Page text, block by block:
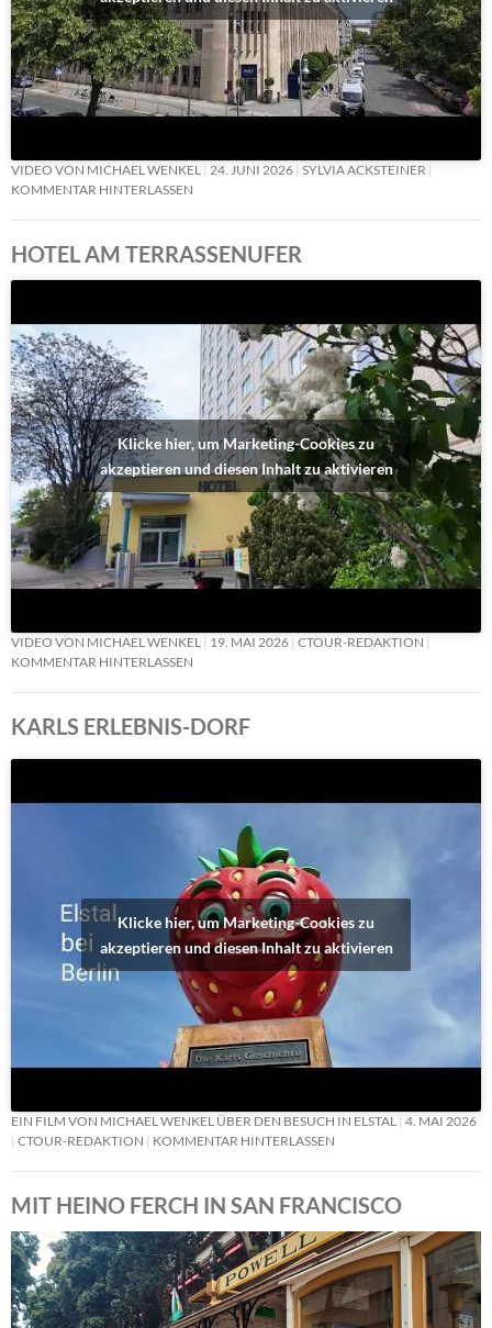
VIDEO VON MICHAEL WENKEL 24. JUNI 2026 SYLVIA ACKSTEINER
KOMMENTAR HINTERLASSEN
HOTEL AM TERRASSENUFER
Klicke hier, um Marketing-Cookies zu
akzeptieren und diesen Inhalt zu aktivieren
VIDEO VON MICHAEL WENKEL 19. MAI 2026 CTOUR-REDAKTION
KOMMENTAR HINTERLASSEN
KARLS ERLEBNIS-DORF
Klicke hier, um Marketing-Cookies zu
akzeptieren und diesen Inhalt zu aktivieren
EIN FILM VON MICHAEL WENKEL ÜBER DEN BESUCH IN ELSTAL
4. MAI 2026
CTOUR-REDAKTION
KOMMENTAR HINTERLASSEN
MIT HEINO FERCH IN SAN FRANCISCO